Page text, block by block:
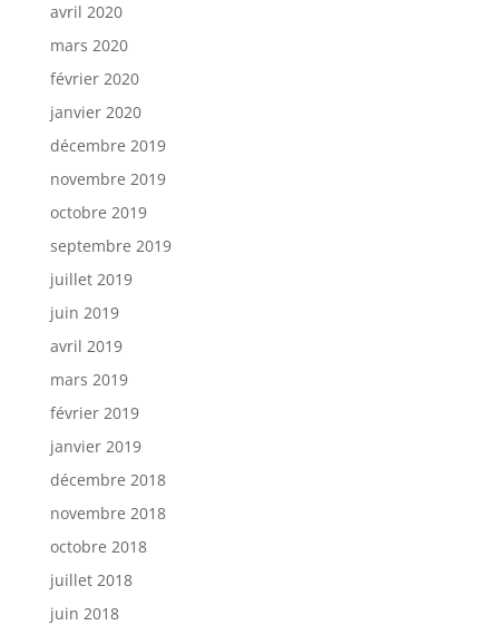
avril 2020
mars 2020
février 2020
janvier 2020
décembre 2019
novembre 2019
octobre 2019
septembre 2019
juillet 2019
juin 2019
avril 2019
mars 2019
février 2019
janvier 2019
décembre 2018
novembre 2018
octobre 2018
juillet 2018
juin 2018